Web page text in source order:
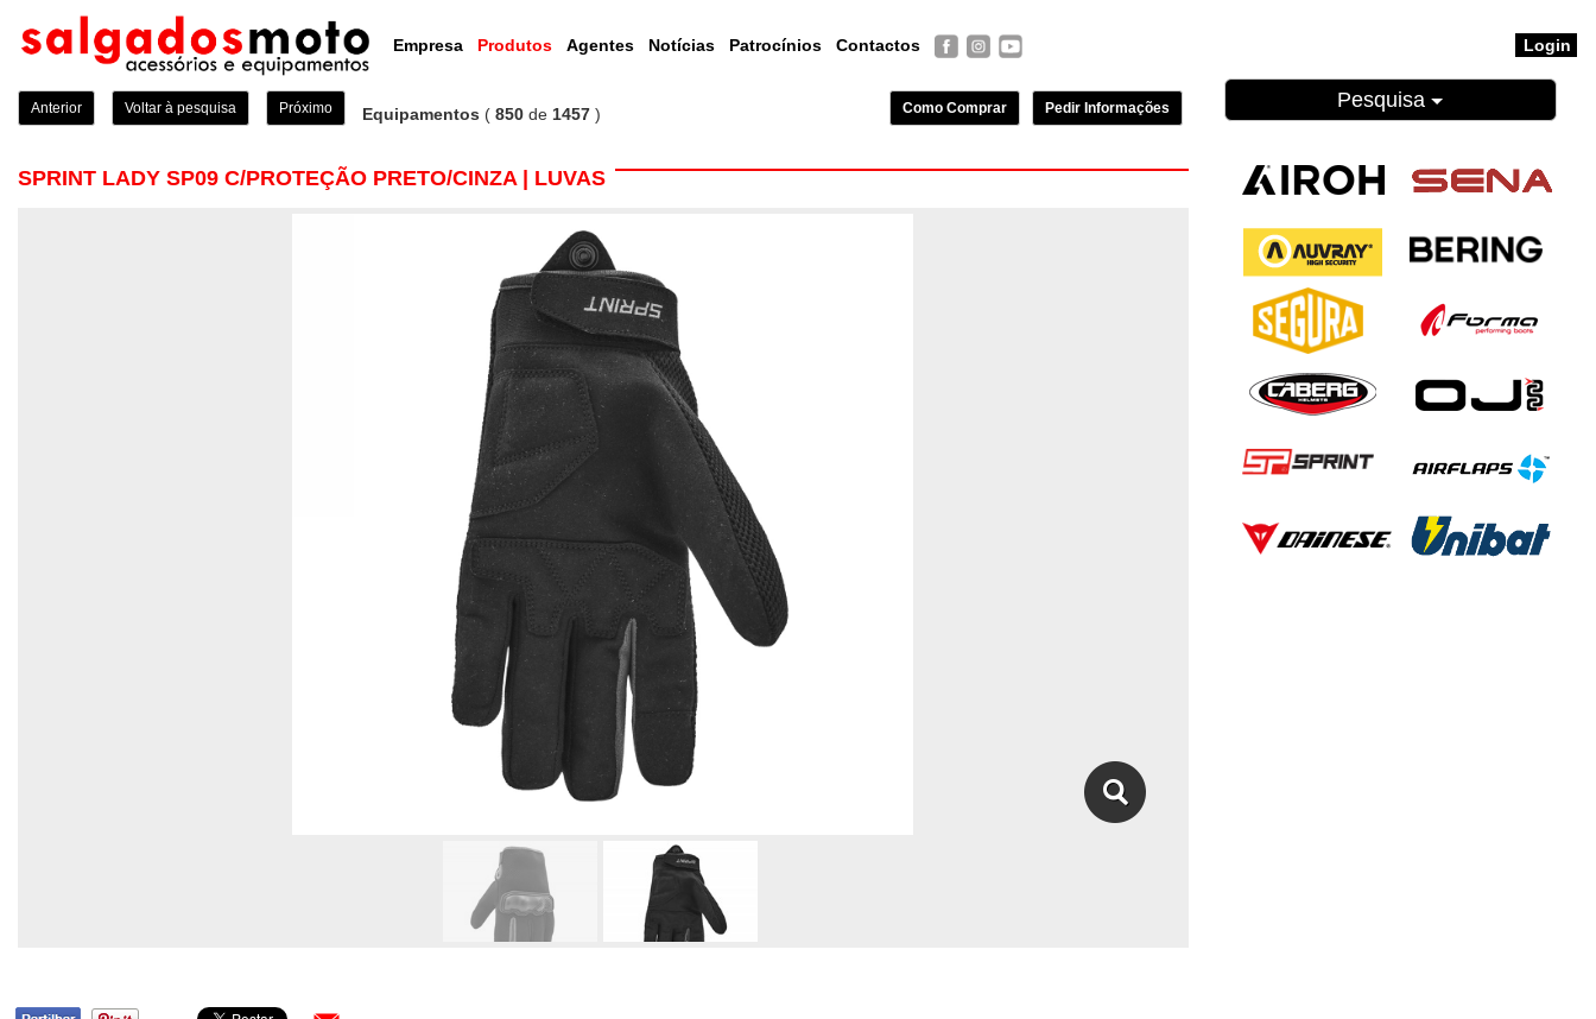
Empresa Produtos Agentes Notícias Patrocínios Contactos Login
Anterior Voltar à pesquisa Próximo Equipamentos ( 850 de 1457 ) Pedir Informações
Como Comprar
SPRINT LADY SP09 C/PROTEÇÃO PRETO/CINZA | LUVAS
Pesquisa